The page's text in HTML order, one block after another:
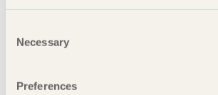
Selection
Necessary
Preferences